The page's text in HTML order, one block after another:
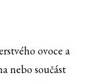
ovoce a
nebo součást